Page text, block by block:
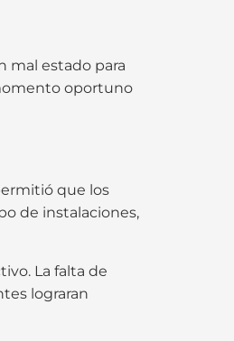
mal estado para
oportuno
que los
de instalaciones,
La falta de
lograran